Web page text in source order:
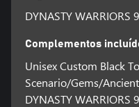
DYNASTY WARRIORS
Complementos
Unisex Custom Black
Scenario/Gems/
DYNASTY WARRIORS